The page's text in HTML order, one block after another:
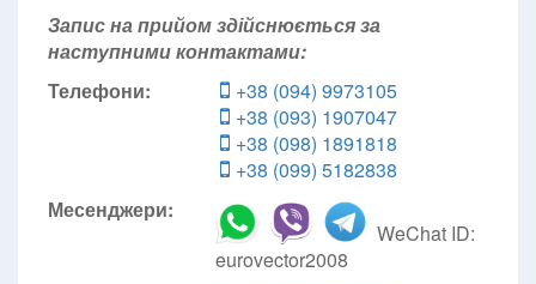
Запис на прийом здійснюється за
наступними контактами:
Телефони:
+38 (094) 9973105
+38 (093) 1907047
+38 (098) 1891818
+38 (099) 5182838
Месенджери:
WeChat ID:
eurovector2008